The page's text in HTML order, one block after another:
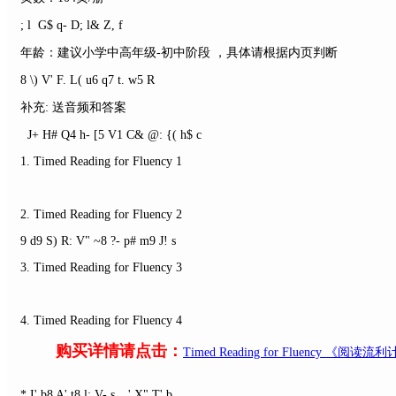
; l G$ q- D; l& Z, f
年龄：建议小学中高年级-初中阶段 ，具体请根据内页判断
8 \) V' F. L( u6 q7 t. w5 R
补充: 送音频和答案
J+ H# Q4 h- [5 V1 C& @: {( h$ c
1. Timed Reading for Fluency 1
2. Timed Reading for Fluency 2
9 d9 S) R: V" ~8 ?- p# m9 J! s
3. Timed Reading for Fluency 3
4. Timed Reading for Fluency 4
购买详情请点击： Timed Reading for Fluency 《阅读流利